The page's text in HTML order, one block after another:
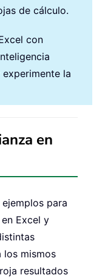
de cálculo.
con
experimente la
en
para
Excel y
los mismos
resultados